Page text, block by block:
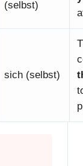
(selbst)
sich (selbst)